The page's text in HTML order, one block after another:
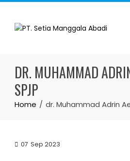
Skip
content
DR. MUHAMMAD
SPJP
Home dr. Muhammad Adrin
07 Sep 2023